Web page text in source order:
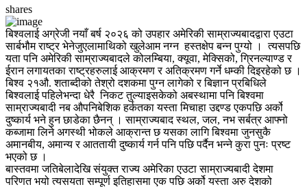
shares
बिश्वलाई अग्रेजी नयाँ बर्ष २०२६ को उपहार अमेरिकी साम्राज्यबादद्वारा एउटा
सार्बभौम राष्ट्र भेनेजुएलामाथिको खुलेआम नग्न हस्तक्षेप बन्न पुग्यो । त्यसपछि
यता पनि अमेरिकी साम्राज्यबादले कोलम्बिया, क्यूवा, मेक्सिको, ग्रिनल्याण्ड र
ईरान लगायतका राष्ट्रहरुलाई आक्रमण र अतिक्रमण गर्ने धम्की दिइरहेको छ ।
बिश्व २१औ. शताब्दीको तेश्रो दशकमा पुग्न लागेको र बिज्ञान प्रबिधिले
बिश्वलाई पहिलेभन्दा धेरै निकट तुल्याइसकेको अबस्थामा पनि बिश्वमा
साम्राज्यबादी नब औपनिबेशिक हर्कतका यस्ता मिचाहा उद्दण्ड एकपछि अर्को
दुष्कार्य भने हुन छाडेका छैनन् । साम्राज्यबाद स्थल, जल, नभ सर्बत्र आफ्नो
कब्जामा लिने अगस्थी भोकले आक्रान्त छ यसका लागि बिश्वमा जुनसुकै
अमानबीय, अमान्य र आततायी दुष्कार्य गर्न पनि पछि पर्दैन भन्ने कुरा पुनः प्रष्ट
भएको छ ।
बास्तवमा जतिबेलादेखि संयुक्त राज्य अमेरिका एउटा साम्राज्यबादी देशमा
परिणत भयो त्यसयता सम्पूर्ण इतिहासमा एक पछि अर्को यस्ता अरु देशको